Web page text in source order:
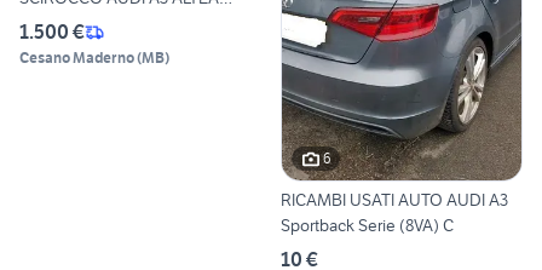
LEON
1.500 €
Cesano Maderno(MB)
6
RICAMBI USATI AUTO AUDI A3
Sportback Serie (8VA) C
10 €